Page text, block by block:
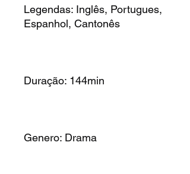
Legendas: Inglês, Portugues,
Espanhol, Cantonês
Duração: 144min
Genero: Drama